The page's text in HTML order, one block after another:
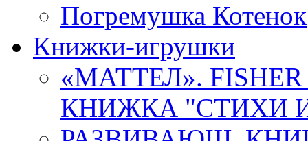
Погремушка Котенок
Книжки-игрушки
«МАТТЕЛ».
КНИЖКА "СТИХИ И